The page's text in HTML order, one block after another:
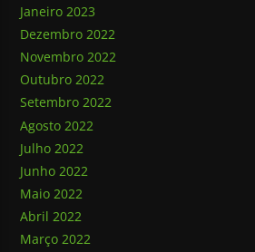
Janeiro 2023
Dezembro 2022
Novembro 2022
Outubro 2022
Setembro 2022
Agosto 2022
Julho 2022
Junho 2022
Maio 2022
Abril 2022
Março 2022